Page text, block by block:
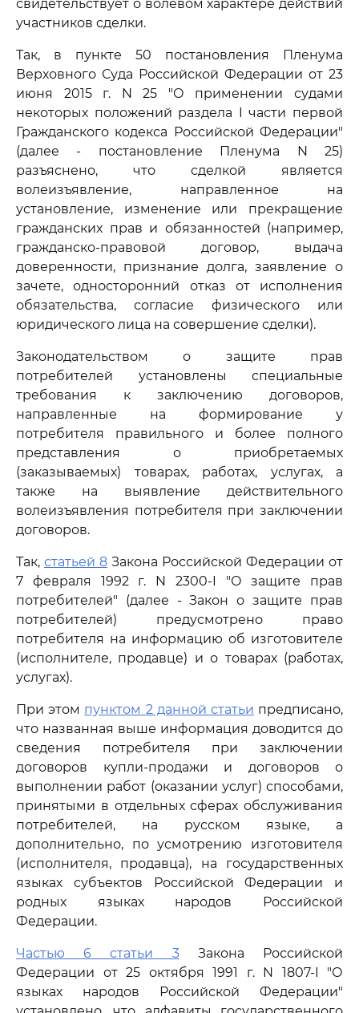
свидетельствует о волевом характере действий
участников сделки.
Так, в пункте 50 постановления Пленума
Верховного Суда Российской Федерации от 23
июня 2015 г. N 25 "О применении судами
некоторых положений раздела I части первой
Гражданского кодекса Российской Федерации"
(далее - постановление Пленума N 25)
разъяснено, что сделкой является
волеизъявление, направленное на
установление, изменение или прекращение
гражданских прав и обязанностей (например,
гражданско-правовой договор, выдача
доверенности, признание долга, заявление о
зачете, односторонний отказ от исполнения
обязательства, согласие физического или
юридического лица на совершение сделки).
Законодательством о защите прав
потребителей установлены специальные
требования к заключению договоров,
направленные на формирование у
потребителя правильного и более полного
представления о приобретаемых
(заказываемых) товарах, работах, услугах, а
также на выявление действительного
волеизъявления потребителя при заключении
договоров.
Так, статьей 8 Закона Российской Федерации от
7 февраля 1992 г. N 2300-I "О защите прав
потребителей" (далее - Закон о защите прав
потребителей) предусмотрено право
потребителя на информацию об изготовителе
(исполнителе, продавце) и о товарах (работах,
услугах).
При этом пунктом 2 данной статьи предписано,
что названная выше информация доводится до
сведения потребителя при заключении
договоров купли-продажи и договоров о
выполнении работ (оказании услуг) способами,
принятыми в отдельных сферах обслуживания
потребителей, на русском языке, а
дополнительно, по усмотрению изготовителя
(исполнителя, продавца), на государственных
языках субъектов Российской Федерации и
родных языках народов Российской
Федерации.
Частью 6 статьи 3Закона Российской
Федерации от 25 октября 1991 г. N 1807-I "О
языках народов Российской Федерации"